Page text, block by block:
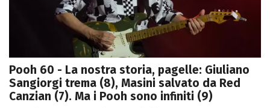
Pooh 60 - La nostra storia, pagelle: Giuliano
Sangiorgi trema (8), Masini salvato da Red
Canzian (7). Ma i Pooh sono infiniti (9)